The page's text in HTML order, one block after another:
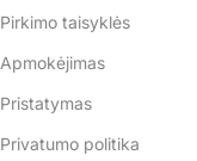
Pirkimo taisyklės
Apmokėjimas
Pristatymas
Privatumo politika